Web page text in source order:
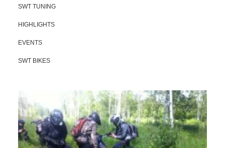
SWT TUNING
HIGHLIGHTS
EVENTS
SWT BIKES